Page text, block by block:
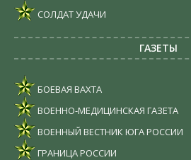
СОЛДАТ УДАЧИ
ГАЗЕТЫ
БОЕВАЯ ВАХТА
ВОЕННО-МЕДИЦИНСКАЯ ГАЗЕТА
ВОЕННЫЙ ВЕСТНИК ЮГА РОССИИ
ГРАНИЦА РОССИИ